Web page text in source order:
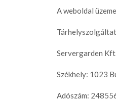
A weboldal
Servergarden
Székhely: 1023
Adószám: